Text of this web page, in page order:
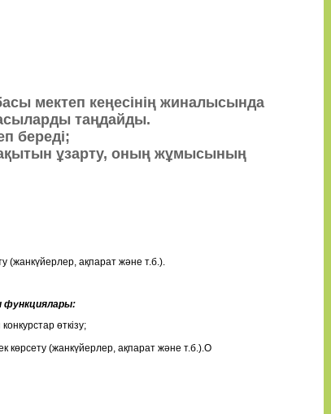
мектеп кеңесінің жиналысында
таңдайды.
береді;
ұзарту, оның жұмысының
(жанкүйерлер, ақпарат және т.б.).
функциялары:
өткізу;
көрсету (жанкүйерлер, ақпарат және т.б.).О